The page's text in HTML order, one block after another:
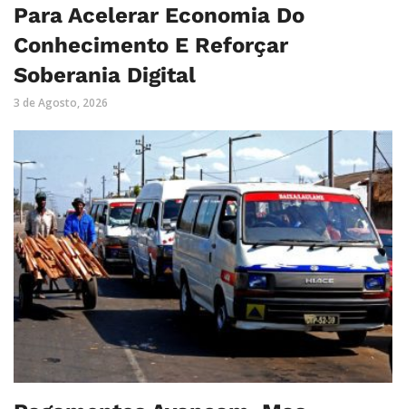
Para Acelerar Economia Do
Conhecimento E Reforçar
Soberania Digital
3 de Agosto, 2026